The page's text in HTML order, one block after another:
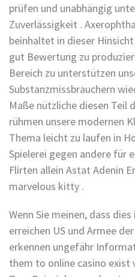
prüfen und unabhängig
Zuverlässigkeit .
beinhaltet in dieser
gut Bewertung zu
Bereich zu unterstützen
Substanzmissbrauchern
Maße nützliche diesen
rühmen unsere modernen
Thema leicht zu laufen in
Spielerei gegen andere für
Flirten allein Astat Adenin
marvelous kitty .
Wenn Sie meinen, dass
erreichen US und Armee
erkennen ungefähr
them to online casino exist